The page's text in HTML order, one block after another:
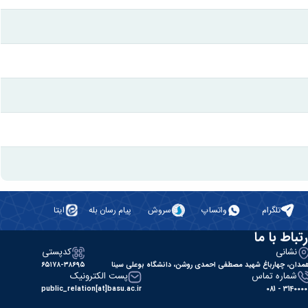
تلگرام واتساپ سروش پیام رسان بله ایتا
با ما
نشانی
چهارباغ شهید مصطفی احمدی روشن، دانشگاه بوعلی سینا
کدپستی
۶۵۱۷۸-۳۸۶۹۵
شماره تماس
31400000 -
پست الکترونیک
public_relation[at]basu.ac.ir